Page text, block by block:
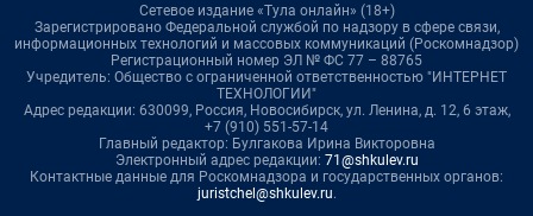
Сетевое издание «Тула онлайн» (18+)
Зарегистрировано Федеральной службой по надзору в сфере связи,
информационных технологий и массовых коммуникаций (Роскомнадзор)
Регистрационный номер ЭЛ № ФС 77 – 88765
Учредитель: Общество с ограниченной ответственностью "ИНТЕРНЕТ
ТЕХНОЛОГИИ"
Адрес редакции: 630099, Россия, Новосибирск, ул. Ленина, д. 12, 6 этаж,
+7 (910) 551-57-14
Главный редактор: Булгакова Ирина Викторовна
Электронный адрес редакции: 71@shkulev.ru
Контактные данные для Роскомнадзора и государственных органов:
juristchel@shkulev.ru.